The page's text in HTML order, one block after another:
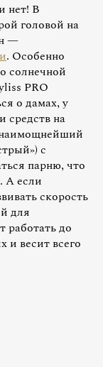
нет! В
головой на
—
. Особенно
солнечной
PRO
о дамах, у
средств на
с
парню, что
А если
скорость
для
работать до
и весит всего